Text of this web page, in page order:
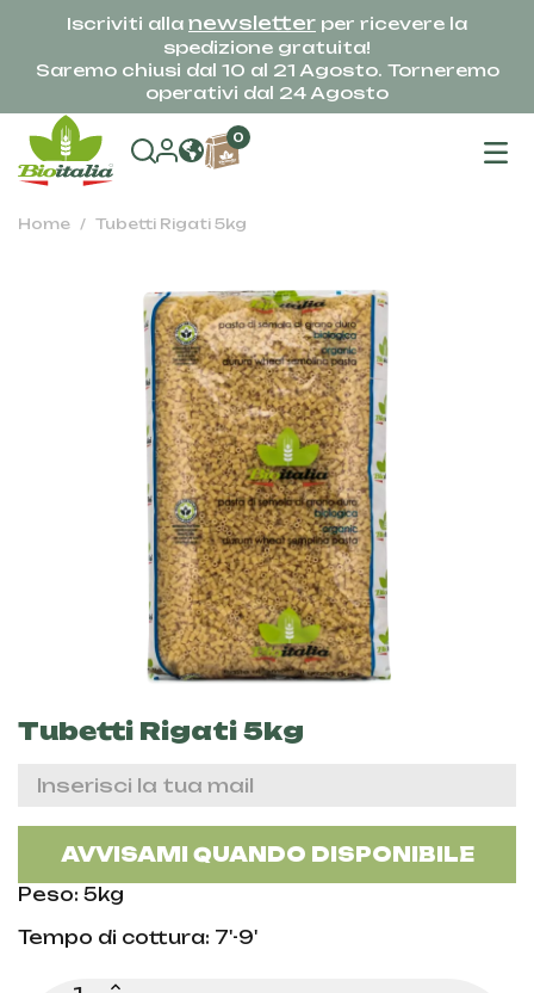
Iscriviti alla newsletter per ricevere la
spedizione gratuita!
Saremo chiusi dal 10 al 21 Agosto. Torneremo
operativi dal 24 Agosto
0
Home Tubetti Rigati 5kg
Tubetti Rigati 5kg
AVVISAMI QUANDO DISPONIBILE
Peso: 5kg
Tempo di cottura: 7'-9'